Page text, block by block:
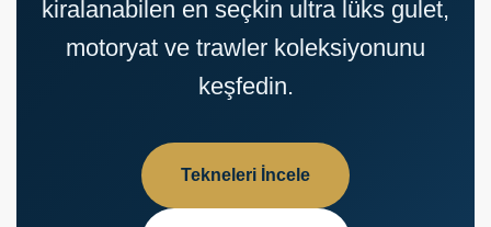
kiralanabilen en seçkin ultra lüks gulet,
motoryat ve trawler koleksiyonunu
keşfedin.
Tekneleri İncele